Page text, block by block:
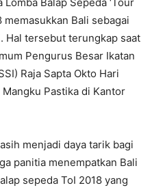
memasukkan Bali sebagai
Hal tersebut terungkap saat
Pengurus Besar Ikatan
Raja Sapta Okto Hari
Pastika di Kantor
menjadi daya tarik bagi
panitia menempatkan Bali
sepeda ToI 2018 yang